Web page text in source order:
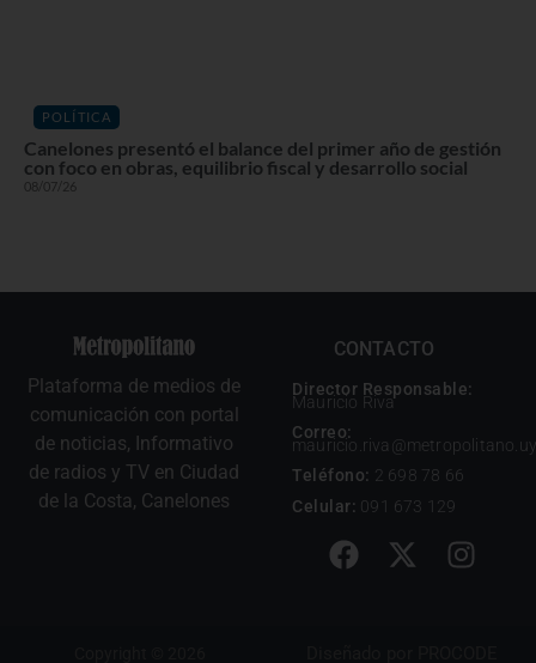
POLÍTICA
Canelones presentó el balance del primer año de gestión
con foco en obras, equilibrio fiscal y desarrollo social
08/07/26
Plataforma de medios de
comunicación con portal
de noticias, Informativo
de radios y TV en Ciudad
de la Costa, Canelones
CONTACTO
Director Responsable:
Mauricio Riva
Correo:
mauricio.riva@metropolitano.uy
Teléfono: 2 698 78 66
Celular: 091 673 129